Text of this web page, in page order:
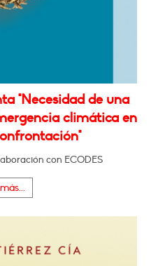
"Necesidad de una
climática en
con ECODES